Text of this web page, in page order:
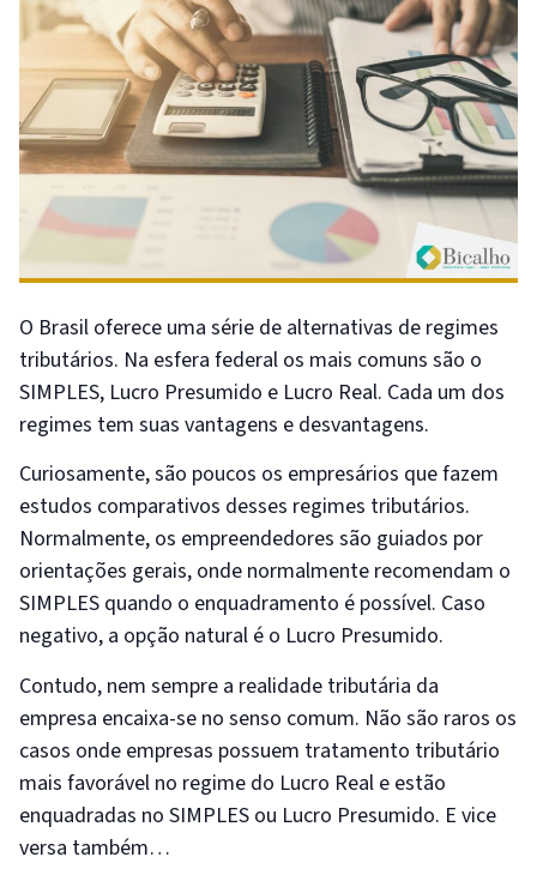
O Brasil oferece uma série de alternativas de regimes
tributários. Na esfera federal os mais comuns são o
SIMPLES, Lucro Presumido e Lucro Real. Cada um dos
regimes tem suas vantagens e desvantagens.
Curiosamente, são poucos os empresários que fazem
estudos comparativos desses regimes tributários.
Normalmente, os empreendedores são guiados por
orientações gerais, onde normalmente recomendam o
SIMPLES quando o enquadramento é possível. Caso
negativo, a opção natural é o Lucro Presumido.
Contudo, nem sempre a realidade tributária da
empresa encaixa-se no senso comum. Não são raros os
casos onde empresas possuem tratamento tributário
mais favorável no regime do Lucro Real e estão
enquadradas no SIMPLES ou Lucro Presumido. E vice
versa também…